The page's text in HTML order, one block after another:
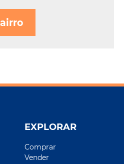
EXPLORAR
Comprar
Vender